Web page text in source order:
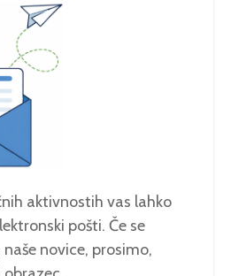
aktivnostih vas lahko
pošti. Če se
novice, prosimo,